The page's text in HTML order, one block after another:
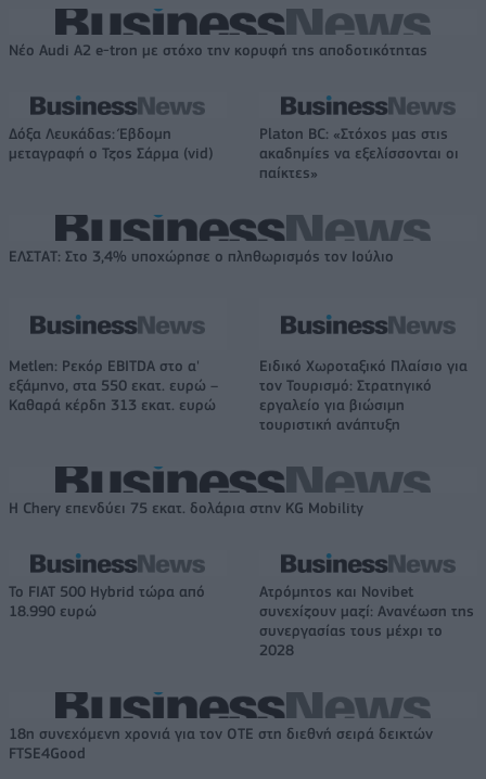
Νέο Audi A2 e-tron με στόχο την κορυφή της αποδοτικότητας
Δόξα Λευκάδας: Έβδομη
μεταγραφή ο Τζος Σάρμα (vid)
Platon BC: «Στόχος μας στις
ακαδημίες να εξελίσσονται οι
παίκτες»
ΕΛΣΤΑΤ: Στο 3,4% υποχώρησε ο πληθωρισμός τον Ιούλιο
Metlen: Ρεκόρ EBITDA στο α'
εξάμηνο, στα 550 εκατ. ευρώ –
Καθαρά κέρδη 313 εκατ. ευρώ
Ειδικό Χωροταξικό Πλαίσιο για
τον Τουρισμό: Στρατηγικό
εργαλείο για βιώσιμη
τουριστική ανάπτυξη
Η Chery επενδύει 75 εκατ. δολάρια στην KG Mobility
Το FIAT 500 Hybrid τώρα από
18.990 ευρώ
Ατρόμητος και Novibet
συνεχίζουν μαζί: Ανανέωση της
συνεργασίας τους μέχρι το
2028
18η συνεχόμενη χρονιά για τον ΟΤΕ στη διεθνή σειρά δεικτών
FTSE4Good